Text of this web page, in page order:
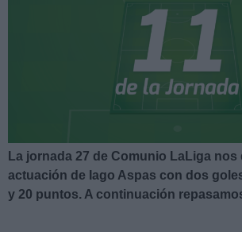
La jornada 27 de Comunio LaLiga nos
actuación de Iago Aspas con dos
y 20 puntos. A continuación